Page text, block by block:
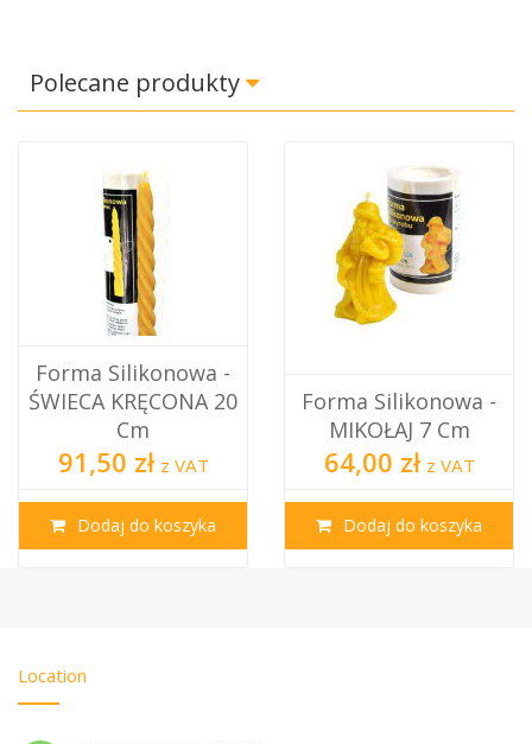
Polecane produkty
Forma Silikonowa -
ŚWIECA KRĘCONA 20
Cm
91,50 zł z VAT
Dodaj do koszyka
Forma Silikonowa -
MIKOŁAJ 7 Cm
64,00 zł z VAT
Dodaj do koszyka
Location